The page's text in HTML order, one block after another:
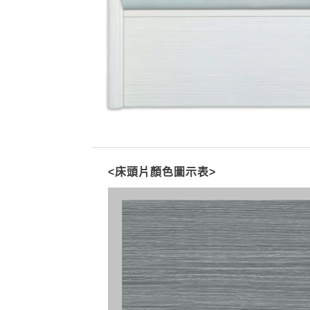
<床頭片顏色圖示表>